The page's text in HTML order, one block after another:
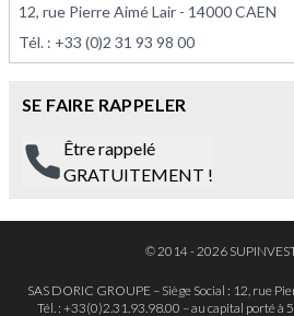
12, rue Pierre Aimé Lair - 14000 CAEN
Tél. : +33 (0)2 31 93 98 00
SE FAIRE RAPPELER
Être rappelé
GRATUITEMENT !
© 2014 - 2026
SAS DORIC GROUPE – Siège Social : 12, rue
Tél. : +33(0)2.31.93.98.00 – au capital porté à